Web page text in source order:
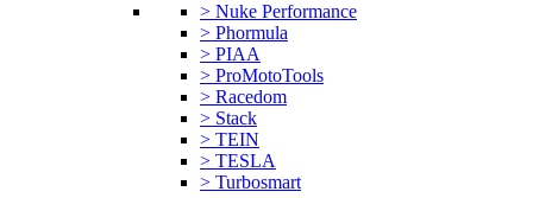
> Nuke Performance
> Phormula
> PIAA
> ProMotoTools
> Racedom
> Stack
> TEIN
> TESLA
> Turbosmart